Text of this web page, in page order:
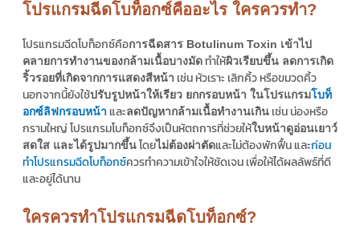
โปรแกรมฉีดโบท็อกซ์คืออะไร ใครควรทำ?
โปรแกรมฉีดโบท็อกซ์คือการฉีดสาร Botulinum Toxin เข้าไป
คลายการทำงานของกล้ามเนื้อบางมัด ทำให้ผิวเรียบขึ้น ลดการเกิด
ริ้วรอยที่เกิดจากการแสดงสีหน้า เช่น หัวเราะ เลิกคิ้ว หรือขมวดคิ้ว
นอกจากนี้ยังใช้ปรับรูปหน้าให้เรียว ยกกรอบหน้า ในโปรแกรมโบท็
อกซ์ลิฟกรอบหน้า และลดปัญหากล้ามเนื้อทำงานเกิน เช่น น่องหรือ
กรามใหญ่ โปรแกรมโบท็อกซ์จึงเป็นหัตถการที่ช่วยให้ใบหน้าดูอ่อนเยาว์
สดใส และได้รูปมากขึ้นโดยไม่ต้องผ่าตัดและไม่ต้องพักฟื้น และก่อน
ทำโปรแกรมฉีดโบท็อกซ์ควรทำความเข้าใจให้ชัดเจน เพื่อให้ได้ผลลัพธ์ที่ดี
และอยู่ได้นาน
ใครควรทำโปรแกรมฉีดโบท็อกซ์?